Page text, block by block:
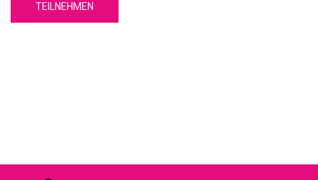
werden. Unser GA1-1 Spanische Grammatik Online Kurs A1-1 hat
TEILNEHMEN